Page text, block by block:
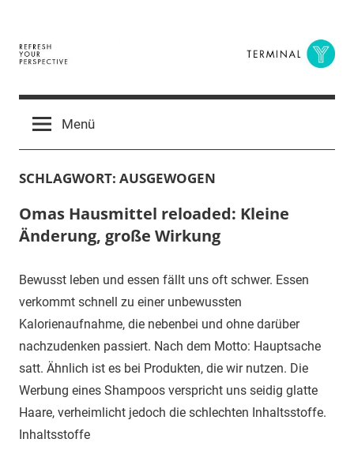
springen
Terminal
Y
Digital
BusinessMenü
SCHLAGWORT: AUSGEWOGEN
Omas Hausmittel reloaded: Kleine
Änderung, große Wirkung
Bewusst leben und essen fällt uns oft schwer. Essen
verkommt schnell zu einer unbewussten
Kalorienaufnahme, die nebenbei und ohne darüber
nachzudenken passiert. Nach dem Motto: Hauptsache
satt. Ähnlich ist es bei Produkten, die wir nutzen. Die
Werbung eines Shampoos verspricht uns seidig glatte
Haare, verheimlicht jedoch die schlechten Inhaltsstoffe.
Inhaltsstoffe